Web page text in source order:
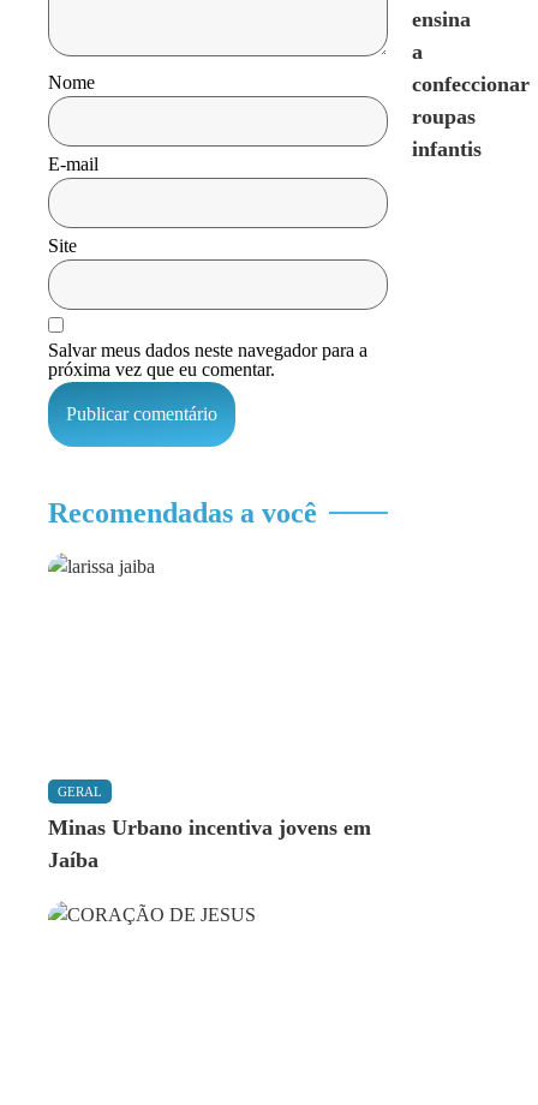
Nome
E-mail
Site
Salvar meus dados neste navegador para a
próxima vez que eu comentar.
Recomendadas a você
GERAL
Minas Urbano incentiva jovens em
Jaíba
ensina
a
confeccionar
roupas
infantis